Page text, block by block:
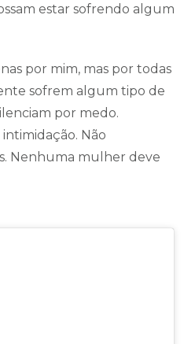
estar sofrendo algum
por mim, mas por todas
sofrem algum tipo de
por medo.
Não
Nenhuma mulher deve